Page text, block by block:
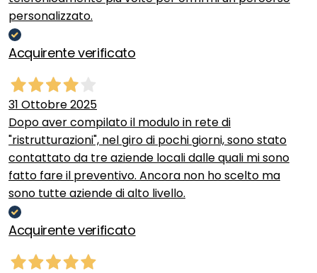
personalizzato.
Acquirente verificato
31 Ottobre 2025
Dopo aver compilato il modulo in rete di
"ristrutturazioni", nel giro di pochi giorni, sono stato
contattato da tre aziende locali dalle quali mi sono
fatto fare il preventivo. Ancora non ho scelto ma
sono tutte aziende di alto livello.
Acquirente verificato